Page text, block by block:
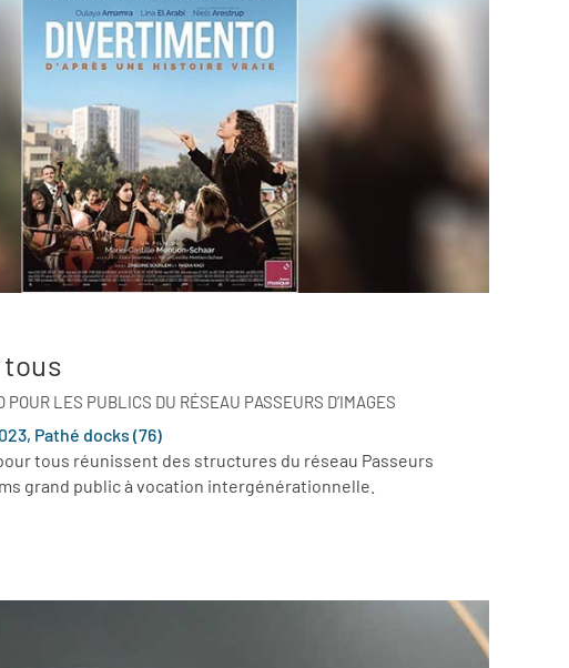
LES PUBLICS DU RÉSEAU PASSEURS D’IMAGES
Pathé docks (76)
tous réunissent des structures du réseau Passeurs
grand public à vocation intergénérationnelle.